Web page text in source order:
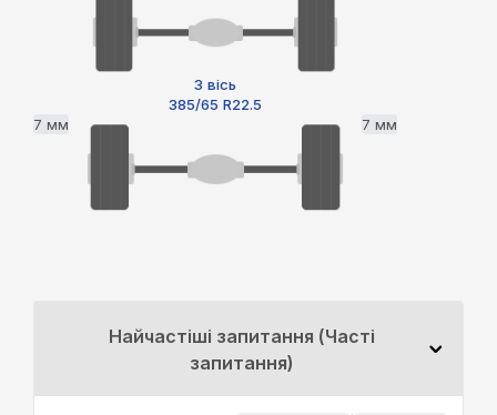
3 вісь
385/65 R22.5
7 мм
7 мм
Найчастіші запитання (Часті
запитання)